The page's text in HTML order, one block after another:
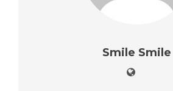
Smile Smile